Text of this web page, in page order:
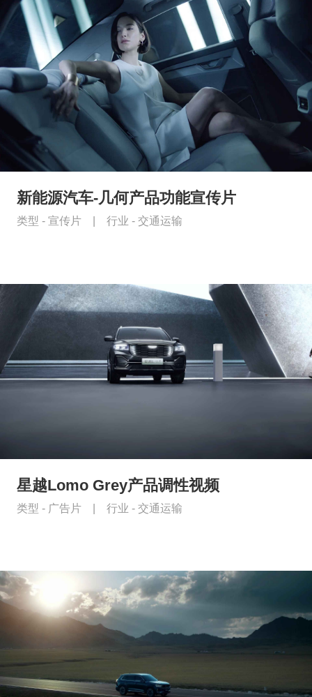
新能源汽车-几何产品功能宣传片
类型 - 宣传片 行业 - 交通运输
星越Lomo Grey产品调性视频
类型 - 广告片 行业 - 交通运输